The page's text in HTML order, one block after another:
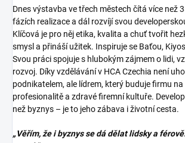
Dnes výstavba ve třech městech čítá více než
fázích realizace a dál rozvíjí svou
Klíčová je pro něj etika, kvalita a chuť tvořit
smysl a přináší užitek. Inspiruje se Baťou,
Svou práci spojuje s hlubokým zájmem o lidi,
rozvoj. Díky vzdělávání v HCA Czechia není
podnikatelem, ale lídrem, který buduje firmu na
profesionalitě a zdravé firemní kultuře.
než byznys – je to jeho zábava i životní cesta.
„Věřím, že i byznys se dá dělat lidsky a